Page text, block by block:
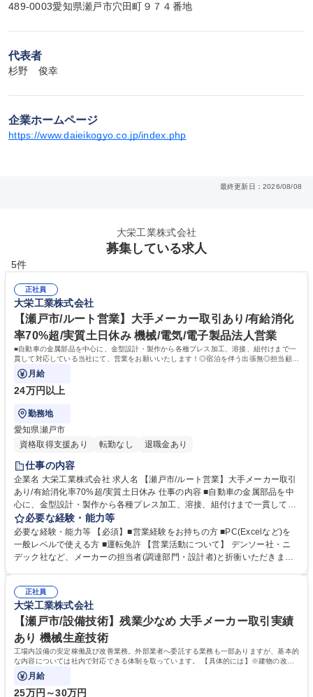
489-0003愛知県瀬戸市穴田町９７４番地
代表者
杉野　俊幸
企業ホームページ
https://www.daieikogyo.co.jp/index.php
最終更新日：2026/08/08
大栄工業株式会社
募集している求人
5件
正社員
大栄工業株式会社
【瀬戸市/ルート営業】大手メーカー取引あり/有給消化
率70%超/実質土日休み 機械/電気/電子製品法人営業
■自動車の金属部品を中心に、金型設計・製作から各種プレス加工、溶接、組付けまで一
貫して対応している当社にて、営業をお願いいたします！◎宿泊を伴う出張無◎担当顧客
は5～6社と無理の無い業務設計が可能
月給
24万円以上
勤務地
愛知県瀬戸市
資格取得支援あり
転勤なし 退職金あり
仕事の内容
企業名 大栄工業株式会社 求人名 【瀬戸市/ルート営業】大手メーカー取引
あり/有給消化率70%超/実質土日休み 仕事の内容 ■自動車の金属部品を中
心に、金型設計・製作から各種プレス加工、溶接、組付けまで一貫して対
応している当社にて、営業をお願いいたします！◎宿泊を伴う出張無◎担
当顧客は5～6社と無理の無い業務設計が可能 【入社後】 半年程度のOJ
T・同行訪問を経て仕事に慣れていただきます！ 【主な1日の流れ】 午前
中：メールチェック→社内共有・確認(新製品の発信・納品期日の確認・
土日休み
必要な経験・能力等
必要な経験・能力等 【必須】■営業経験をお持ちの方 ■PC(Excelなど)を
一般レベルで使える方 ■運転免許 【営業活動について】 デンソー社・ニ
デック社など、メーカーの担当者(調達部門・設計者)と折衝いただきま
識も必要になりますので、当社の技術者との同行訪問していただけます！
学歴・資格 学歴：大学院 大学 高専 短大 専修学校 高校 語学力： 資格：第
一種運転免許普通自動車
正社員
大栄工業株式会社
【瀬戸市/設備技術】残業少なめ 大手メーカー取引実績
あり 機械生産技術
工場内設備の安定稼働及び改善業務。外部業者へ委託する業務も一部ありますが、基本的
な内容については社内で対応できる体制を取っています。 【具体的には】※建物の改変
を伴う業務は含みません。
月給
25万円～30万円